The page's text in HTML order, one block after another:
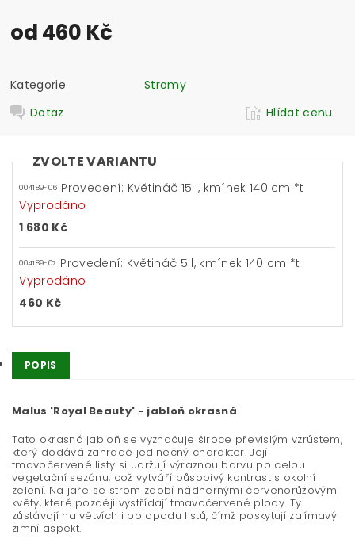
od 460 Kč
Kategorie
Stromy
Dotaz
Hlídat cenu
ZVOLTE VARIANTU
004189-06 Provedení: Květináč 15 l, kmínek 140 cm *t
Vyprodáno
1 680 Kč
004189-07 Provedení: Květináč 5 l, kmínek 140 cm *t
Vyprodáno
460 Kč
POPIS
Malus 'Royal Beauty' - jabloň okrasná
Tato okrasná jabloň se vyznačuje široce převislým vzrůstem,
který dodává zahradě jedinečný charakter. Její
tmavočervené listy si udržují výraznou barvu po celou
vegetační sezónu, což vytváří působivý kontrast s okolní
zelení. Na jaře se strom zdobí nádhernými červenorůžovými
květy, které později vystřídají tmavočervené plody. Ty
zůstávají na větvích i po opadu listů, čímž poskytují zajímavý
zimní aspekt.